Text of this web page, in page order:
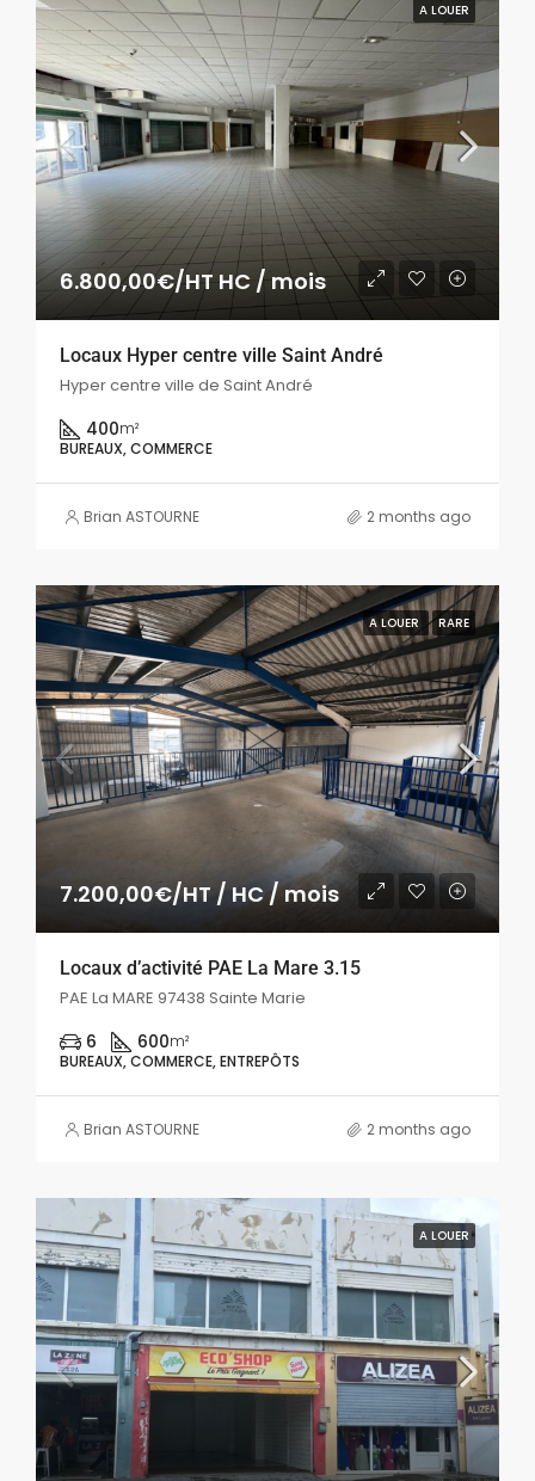
A LOUER
6.800,00€/HT HC / mois
Locaux Hyper centre ville Saint André
Hyper centre ville de Saint André
400m²
BUREAUX, COMMERCE
Brian ASTOURNE 2 months ago
A LOUER RARE
7.200,00€/HT / HC / mois
Locaux d’activité PAE La Mare 3.15
PAE La MARE 97438 Sainte Marie
6 600m²
BUREAUX, COMMERCE, ENTREPÔTS
Brian ASTOURNE 2 months ago
A LOUER